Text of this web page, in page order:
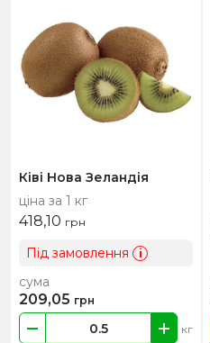
Ківі Нова Зеландія
ціна за 1 кг
418,10 грн
Під замовлення i
кг
сума
209,05 грн